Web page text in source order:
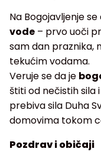
Na Bogojavljenje
vode – prvo uoči
sam dan praznika,
tekućim vodama.
Veruje se da je
štiti od nečistih sila
prebiva sila Duha
domovima tokom
Pozdrav i običaji